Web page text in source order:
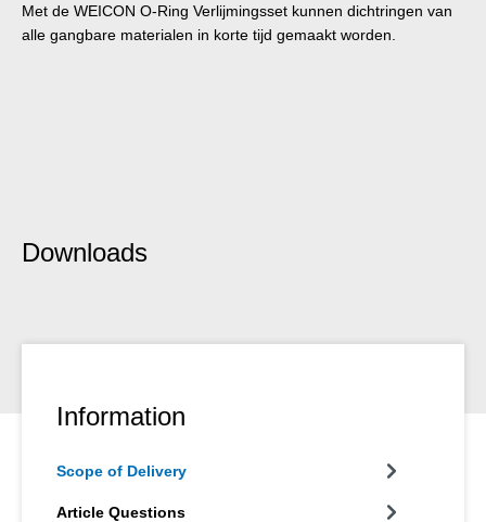
Met de WEICON O-Ring Verlijmingsset kunnen dichtringen van
alle gangbare materialen in korte tijd gemaakt worden.
Downloads
Information
Scope of Delivery
Article Questions